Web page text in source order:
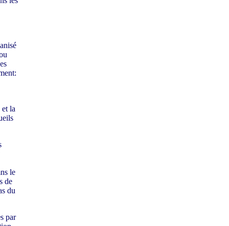
la
le
de
du
par